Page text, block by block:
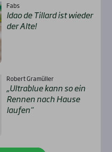
Fabs
Idao de Til­lard ist wie­der
der Alte!
Robert Gramüller
„Ultra­b­lue kann so ein
Ren­nen nach Hau­se
lau­fen“